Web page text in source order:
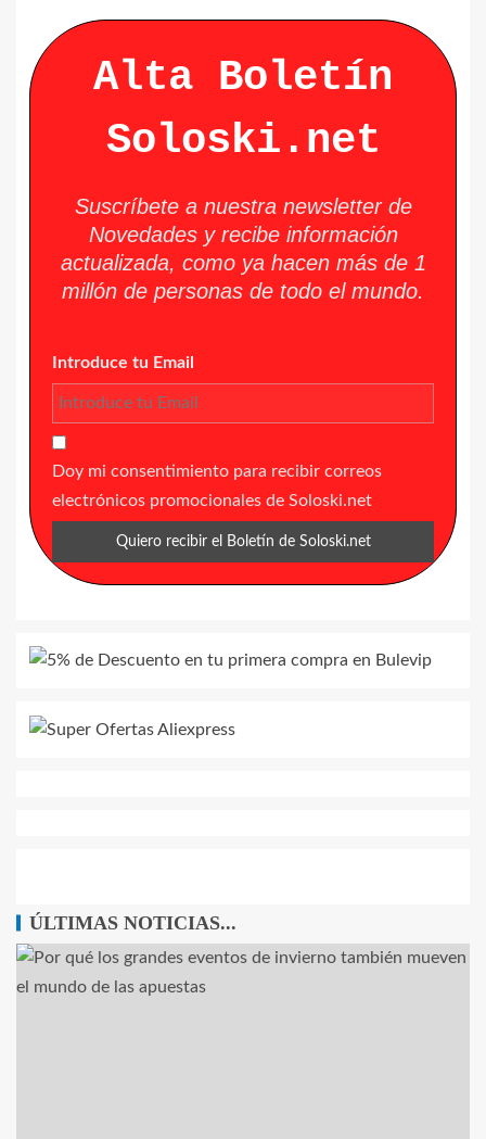
Alta Boletín
Soloski.net
Suscríbete a nuestra newsletter de
Novedades y recibe información
actualizada, como ya hacen más de 1
millón de personas de todo el mundo.
Introduce tu Email
Doy mi consentimiento para recibir correos
electrónicos promocionales de Soloski.net
ÚLTIMAS NOTICIAS...